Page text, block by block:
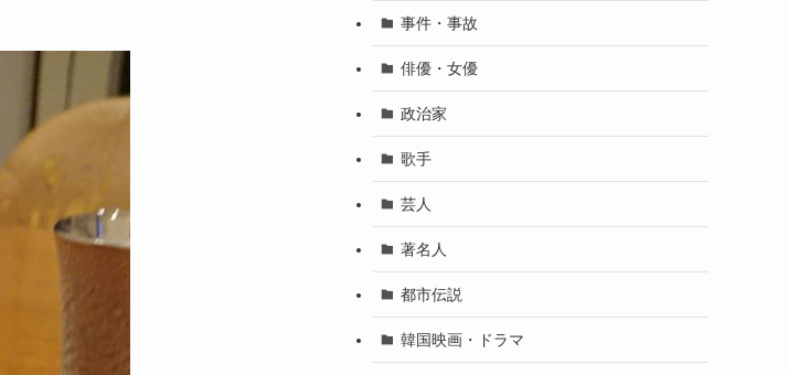
事件・事故
俳優・女優
政治家
歌手
芸人
著名人
都市伝説
韓国映画・ドラマ